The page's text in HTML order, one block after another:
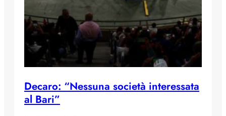
Decaro: “Nessuna società interessata
al Bari”